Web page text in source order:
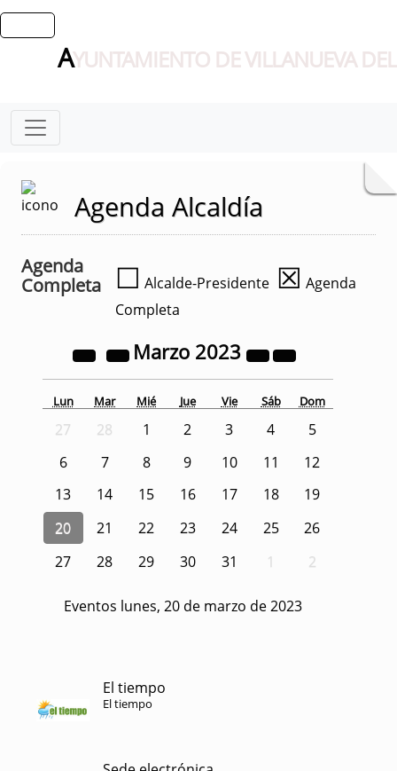
AYUNTAMIENTO DE VILLANUEVA
Agenda Alcaldía
Agenda
Completa
☐ Alcalde-Presidente ☒ Agenda
Completa
Marzo 2023
Lun Mar Mié Jue Vie Sáb Dom
27 28 1 2 3 4
5
6
7 8 9 10 11
12
13
14 15 16 17 18
19
20
21 22 23 24 25
26
27
28 29 30 31 1 2
Eventos lunes, 20 de marzo de 2023
El tiempo
El tiempo